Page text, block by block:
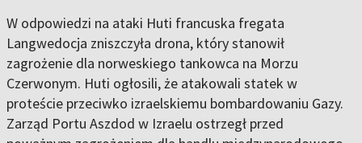
W odpowiedzi na ataki Huti francuska fregata
Langwedocja zniszczyła drona, który stanowił
zagrożenie dla norweskiego tankowca na Morzu
Czerwonym. Huti ogłosili, że atakowali statek w
proteście przeciwko izraelskiemu bombardowaniu Gazy.
Zarząd Portu Aszdod w Izraelu ostrzegł przed